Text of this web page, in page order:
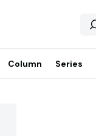
Column Series